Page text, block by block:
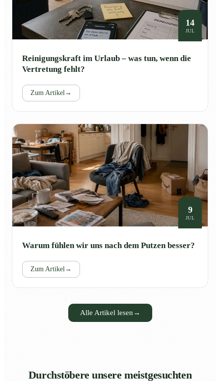
14
JUL
Reinigungskraft im Urlaub – was tun, wenn die
Vertretung fehlt?
Zum Artikel→
9
JUL
Warum fühlen wir uns nach dem Putzen besser?
Zum Artikel→
Alle Artikel lesen →
Durchstöbere unsere meistgesuchten